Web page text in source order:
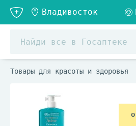
Товары для красоты и здоровья